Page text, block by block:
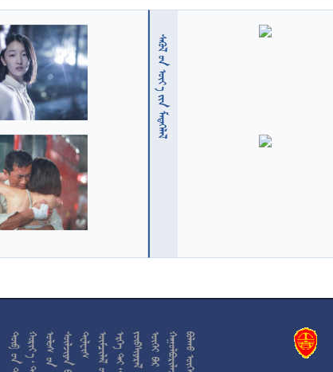
  
